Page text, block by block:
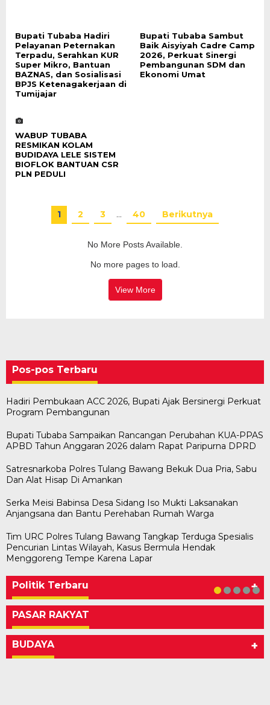
Bupati Tubaba Hadiri
Pelayanan Peternakan
Terpadu, Serahkan KUR
Super Mikro, Bantuan
BAZNAS, dan Sosialisasi
BPJS Ketenagakerjaan di
Tumijajar
Bupati Tubaba Sambut
Baik Aisyiyah Cadre Camp
2026, Perkuat Sinergi
Pembangunan SDM dan
Ekonomi Umat
WABUP TUBABA
RESMIKAN KOLAM
BUDIDAYA LELE SISTEM
BIOFLOK BANTUAN CSR
PLN PEDULI
1 2 3 … 40 Berikutnya
No More Posts Available.
No more pages to load.
View More
Pos-pos Terbaru
Hadiri Pembukaan ACC 2026, Bupati Ajak Bersinergi Perkuat
Program Pembangunan
Bupati Tubaba Sampaikan Rancangan Perubahan KUA-PPAS
APBD Tahun Anggaran 2026 dalam Rapat Paripurna DPRD
Satresnarkoba Polres Tulang Bawang Bekuk Dua Pria, Sabu
Dan Alat Hisap Di Amankan
Serka Meisi Babinsa Desa Sidang Iso Mukti Laksanakan
Anjangsana dan Bantu Perehaban Rumah Warga
Tim URC Polres Tulang Bawang Tangkap Terduga Spesialis
Pencurian Lintas Wilayah, Kasus Bermula Hendak
Menggoreng Tempe Karena Lapar
Politik Terbaru +
Bawaslu Tegaskan Sikap Siap Bersinergi
Di KABAR AKTUAL, POLITIK
Usai Musda, DPD Golkar Tulang Bawang Gelar
Di POLITIK | 11 Mei 2026
M. Aris Pratama Hanan Resmi ‘Nakhodai’ DPD II
Di POLITIK | 1 Mei 2026
Herman HN Lantik Budi Yohanda sebagai
Di POLITIK | 29 Januari 2026
Bupati Tubaba Hadiri Pelantikan Pengurus DPD
Di POLITIK | 28 Januari 2026
PASAR RAKYAT
BUDAYA +